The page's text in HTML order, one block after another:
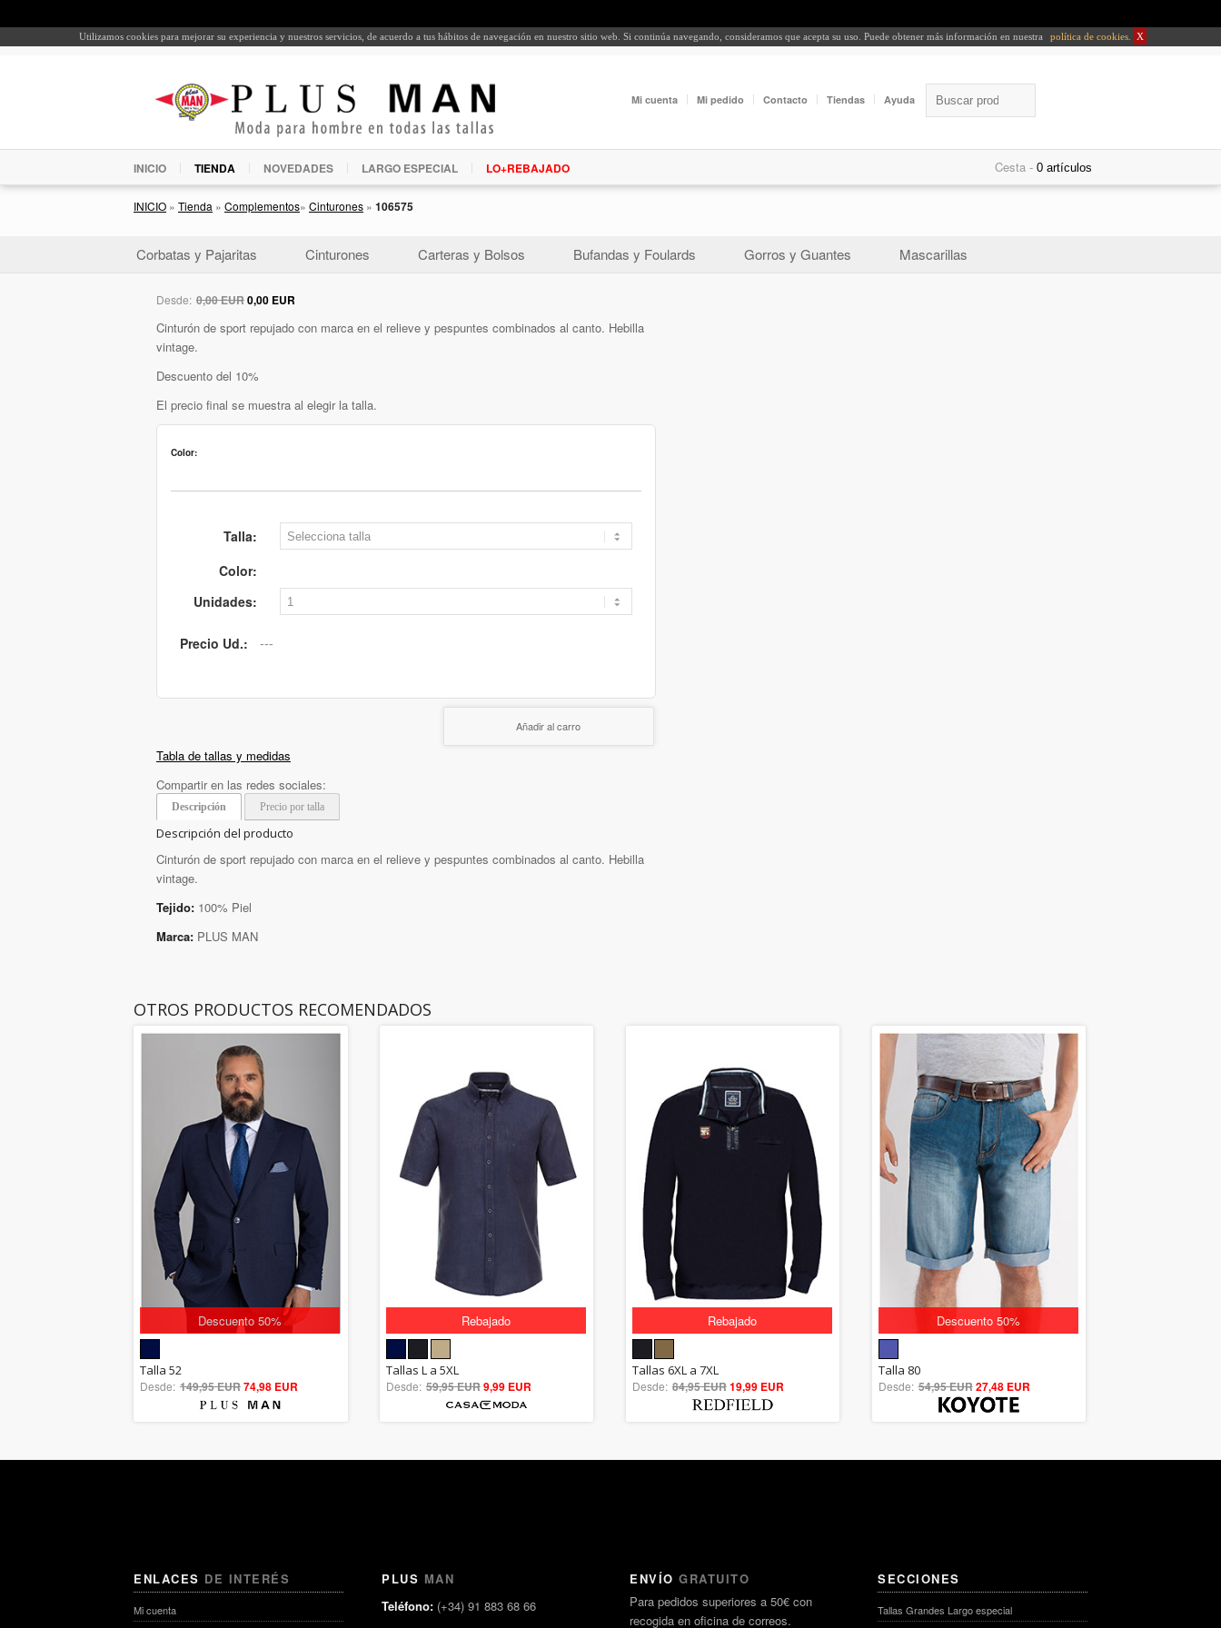
Utilizamos cookies para mejorar su experiencia y nuestros servicios, de acuerdo a tus hábitos de navegación en nuestro sitio web. Si continúa navegando, consideramos que acepta su uso. Puede obtener más información en nuestra política de cookies X
Mi cuenta Mi pedido Contacto Tiendas Ayuda
INICIO TIENDA NOVEDADES LARGO ESPECIAL LO+REBAJADO Cesta -
INICIO » Tienda » Complementos» Cinturones » 106575
Corbatas y Pajaritas Cinturones Carteras y Bolsos Bufandas y Foulards Gorros y Guantes Mascarillas
Desde: 0,00 EUR0,00 EUR
Cinturón de sport repujado con marca en el relieve y pespuntes combinados al canto. Hebilla
vintage.
Descuento del 10%
El precio final se muestra al elegir la talla.
Color:
Talla:
Color:
Unidades:
Precio Ud.:
Añadir al carro
Tabla de tallas y medidas
Compartir en las redes sociales:
Descripción Precio por talla
Descripción del producto
Cinturón de sport repujado con marca en el relieve y pespuntes combinados al canto. Hebilla
vintage.
Tejido: 100% Piel
Marca: PLUS MAN
OTROS PRODUCTOS RECOMENDADOS
Descuento 50%
out of 5
Talla 52
Desde: 149,95 EUR74,98 EUR
Rebajado
5.00
out of 5
Tallas L a 5XL
Desde: 59,95 EUR9,99 EUR
Rebajado
5.00
out of 5
Tallas 6XL a 7XL
Desde: 84,95 EUR19,99 EUR
Descuento 50%
out of 5
Talla 80
Desde: 54,95 EUR27,48 EUR
ENLACES DE INTERÉS
Mi cuenta
PLUS MAN
Teléfono: (+34) 91 883 68 66
ENVÍO GRATUITO
Para pedidos superiores a 50€ con
recogida en oficina de correos.
SECCIONES
Tallas Grandes Largo especial